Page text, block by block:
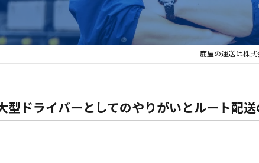
鹿屋の運送は株
型ドライバーとしてのやりがいとルート配